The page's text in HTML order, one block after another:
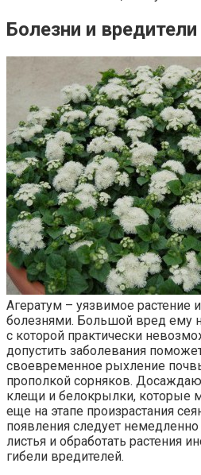
Болезни и вредители
Агератум – уязвимое растение
болезнями. Большой вред ему
с которой практически
допустить заболевания
своевременное рыхление
прополкой сорняков.
клещи и белокрылки, которые
еще на этапе произрастания
появления следует
листья и обработать растения
гибели вредителей.